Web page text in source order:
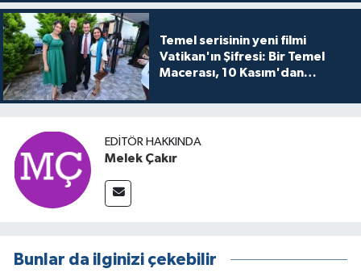
Temel serisinin yeni filmi
Vatikan'ın Şifresi: Bir Temel
Macerası, 10 Kasım'dan
buluşuyo
EDITÖR HAKKINDA
Melek Çakır
Bunlar da ilginizi çekebilir